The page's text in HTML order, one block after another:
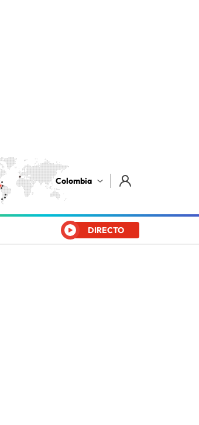
Colombia
DIRECTO